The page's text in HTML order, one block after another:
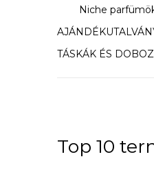
Niche
TÁSKÁK ÉS
Top 10